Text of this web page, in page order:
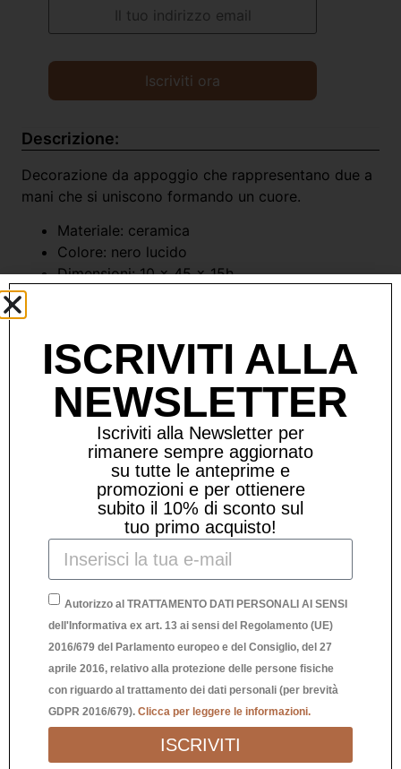
Descrizione:
Decorazione da appoggio che rappresentano due a
mani che si uniscono formando un cuore.
Materiale: ceramica
Colore: nero lucido
Dimensioni: 10 x 45 x 15h
Prodotti Correlati
ISCRIVITI ALLA
NEWSLETTER
Iscriviti alla Newsletter per
rimanere sempre aggiornato
su tutte le anteprime e
promozioni e per ottienere
subito il 10% di sconto sul
tuo primo acquisto!
Autorizzo al TRATTAMENTO DATI PERSONALI AI SENSI
dell'Informativa ex art. 13 ai sensi del Regolamento (UE)
2016/679 del Parlamento europeo e del Consiglio, del 27
aprile 2016, relativo alla protezione delle persone fisiche
con riguardo al trattamento dei dati personali (per brevità
GDPR 2016/679). Clicca per leggere le informazioni.
ISCRIVITI